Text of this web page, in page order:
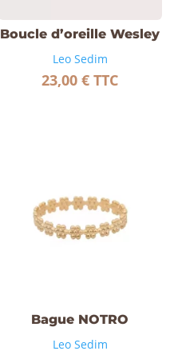
Boucle d’oreille Wesley
Leo Sedim
23,00€ TTC
Bague NOTRO
Leo Sedim